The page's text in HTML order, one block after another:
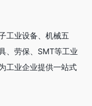
工业设备、机械五
、劳保、SMT等工业
工业企业提供一站式